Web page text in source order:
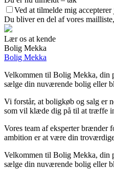
Ved at tilmelde mig
Du bliver en del af vores
Lær os at kende
Bolig Mekka
Bolig Mekka
Velkommen til Bolig Mekka, din
sælge din nuværende bolig eller
Vi forstår, at boligkøb og salg er
som vil klæde dig på til at træffe
Vores team af eksperter brænder
ambition er at være din
Velkommen til Bolig Mekka, din
sælge din nuværende bolig eller